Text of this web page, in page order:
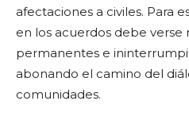
afectaciones a civiles. Para
en los acuerdos debe verse
permanentes e
abonando el camino del
comunidades.